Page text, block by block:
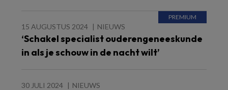
15 AUGUSTUS 2024 NIEUWS
‘Schakel specialist ouderengeneeskunde
in als je schouw in de nacht wilt’
30 JULI 2024 NIEUWS